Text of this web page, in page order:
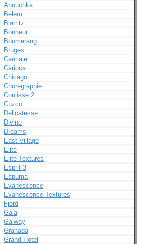
Anouchka
Belem
Biarritz
Bonheur
Boomerang
Bruges
Cancale
Carioca
Chicago
Choregraphie
Coulisse 2
Cuzco
Delicatesse
Divine
Dreams
East Village
Elite
Elite Textures
Esprit 3
Espuma
Evanescence
Evanescence Textures
Fjord
Gaia
Galway
Granada
Grand Hotel